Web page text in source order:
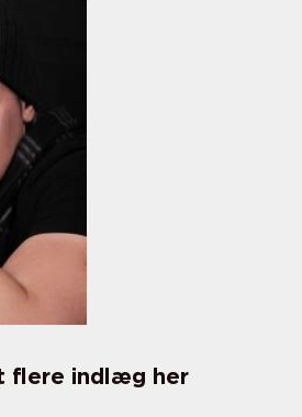
flere indlæg her